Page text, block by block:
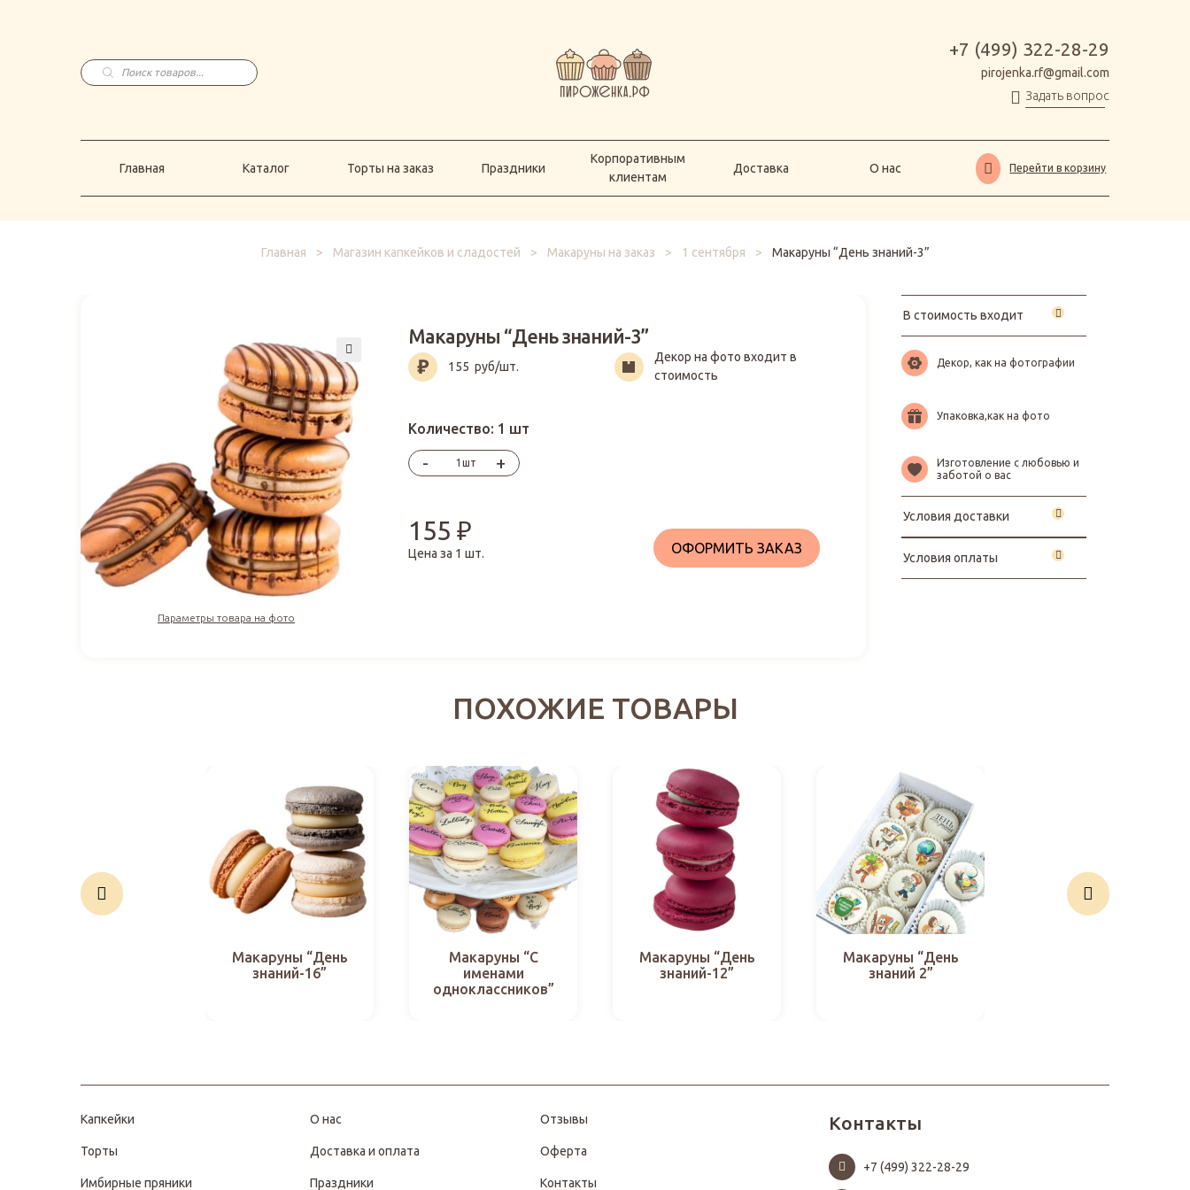
Поиск
товаров
+7 (499) 322-28-29
pirojenka.rf@gmail.com
Задать вопрос
Главная Каталог Торты на заказ Праздники
Корпоративным
клиентам
Доставка О нас Перейти в корзину
Главная > Магазин капкейков и сладостей > Макаруны на заказ > 1 сентября > Макаруны “День знаний-3”
Параметры товара на фото
Макаруны “День знаний-3”
155 руб/шт.
Декор на фото входит в
стоимость
Количество: 1 шт
- шт +
155₽
Цена за 1 шт. ОФОРМИТЬ ЗАКАЗ
В стоимость входит
Декор, как на фотографии
Упаковка,как на фото
Изготовление с любовью и
заботой о вас
Условия доставки
Условия оплаты
ПОХОЖИЕ ТОВАРЫ
Макаруны “День
знаний-16”
Макаруны “С
именами
одноклассников”
Макаруны “День
знаний-12”
Макаруны “День
знаний 2”
Капкейки
Торты
Имбирные пряники
О нас
Доставка и оплата
Праздники
Отзывы
Оферта
Контакты
Контакты
+7 (499) 322-28-29